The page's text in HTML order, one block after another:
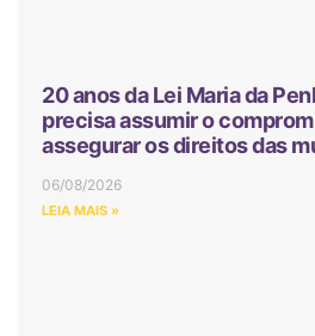
20 anos da Lei Maria da
precisa assumir o
assegurar os direitos das
06/08/2026
LEIA MAIS »